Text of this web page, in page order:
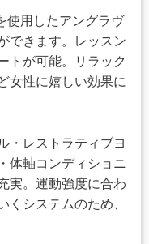
使用したアングラヴ
できます。レッスン
トが可能。リラック
女性に嬉しい効果に
・レストラティブヨ
体軸コンディショニ
実。運動強度に合わ
くシステムのため、